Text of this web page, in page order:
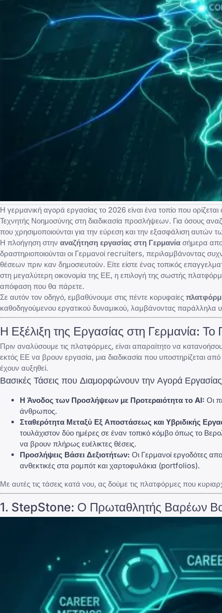
Η γερμανική αγορά εργασίας το 2026 είναι ένα τοπίο που
Τεχνητής Νοημοσύνης στη διαδικασία προσλήψεων. Για όσους
που χρησιμοποιούνται για την εύρεση και την εξασφάλιση αυτών
Η πλοήγηση στην αναζήτηση εργασίας στη Γερμανία σήμερα
δραστηριοποιούνται οι Γερμανοί recruiters, περιλαμβάνοντας
θέσεων πριν καν δημοσιευτούν. Είτε είστε ένας τοπικός
στη μεγαλύτερη οικονομία της ΕΕ, η επιλογή της σωστής
απόφαση που θα πάρετε.
Σε αυτόν τον οδηγό, εμβαθύνουμε στις πέντε κορυφαίες
καθοδηγούμενου εργατικού δυναμικού, λαμβάνοντας παράλληλα
Η Εξέλιξη της Εργασίας στη Γερμανία:
Πριν αναλύσουμε τις πλατφόρμες, είναι απαραίτητο να
εκτός ΕΕ να βρουν εργασία, μια διαδικασία που υποστηρίζεται
έχουν αυξηθεί.
Βασικές Τάσεις που Διαμορφώνουν την Αγορά
Η Άνοδος των Προσλήψεων με Προτεραιότητα το AI: Οι
άνθρωπος.
Σταθερότητα Μεταξύ Εξ Αποστάσεως και Υβριδικής
τουλάχιστον δύο ημέρες σε έναν τοπικό κόμβο όπως το
να βρουν πλήρως ευέλικτες θέσεις.
Προσλήψεις Βάσει Δεξιοτήτων: Οι Γερμανοί εργοδότες
ανθεκτικές στα ρομπότ και χαρτοφυλάκια (portfolios).
Με αυτές τις τάσεις κατά νου, ας δούμε τις πλατφόρμες που
1. StepStone: Ο Πρωταθλητής Βαρέων